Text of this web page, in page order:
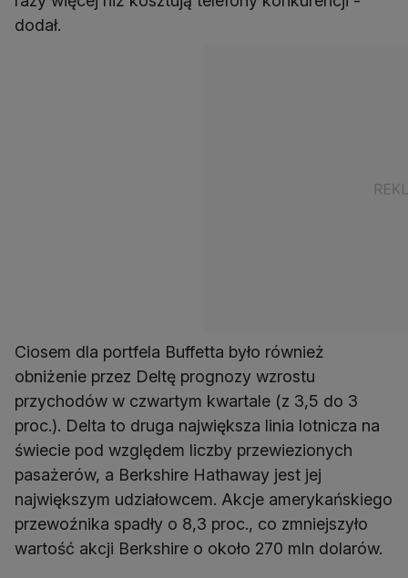
dodał.
Ciosem dla portfela Buffetta było również
obniżenie przez Deltę prognozy wzrostu
przychodów w czwartym kwartale (z 3,5 do 3
proc.). Delta to druga największa linia lotnicza na
świecie pod względem liczby przewiezionych
pasażerów, a Berkshire Hathaway jest jej
największym udziałowcem. Akcje amerykańskiego
przewoźnika spadły o 8,3 proc., co zmniejszyło
wartość akcji Berkshire o około 270 mln dolarów.